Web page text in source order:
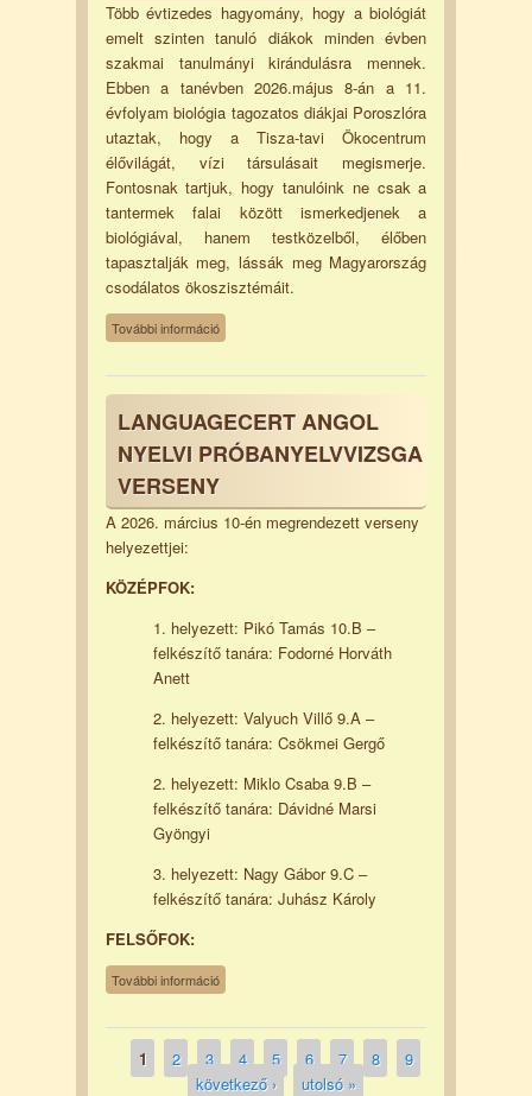
Több évtizedes hagyomány, hogy a biológiát
emelt szinten tanuló diákok minden évben
szakmai tanulmányi kirándulásra mennek.
Ebben a tanévben 2026.május 8-án a 11.
évfolyam biológia tagozatos diákjai Poroszlóra
utaztak, hogy a Tisza-tavi Ökocentrum
élővilágát, vízi társulásait megismerje.
Fontosnak tartjuk, hogy tanulóink ne csak a
tantermek falai között ismerkedjenek a
biológiával, hanem testközelből, élőben
tapasztalják meg, lássák meg Magyarország
csodálatos ökoszisztémáit.
További információTanulmányi kirándulás az Erkel Ferenc
Gimnázium Alapítvány támogatásával
LANGUAGECERT ANGOL
NYELVI PRÓBANYELVVIZSGA
VERSENY
A 2026. március 10-én megrendezett verseny
helyezettjei:
KÖZÉPFOK:
1. helyezett: Pikó Tamás 10.B –
felkészítő tanára: Fodorné Horváth
Anett
2. helyezett: Valyuch Villő 9.A –
felkészítő tanára: Csökmei Gergő
2. helyezett: Miklo Csaba 9.B –
felkészítő tanára: Dávidné Marsi
Gyöngyi
3. helyezett: Nagy Gábor 9.C –
felkészítő tanára: Juhász Károly
FELSŐFOK:
További információLANGUAGECERT ANGOL NYELVI
PRÓBANYELVVIZSGA VERSENY
Oldalak
1 2 3 4 5 6 7 8
9
következő ›
utolsó »